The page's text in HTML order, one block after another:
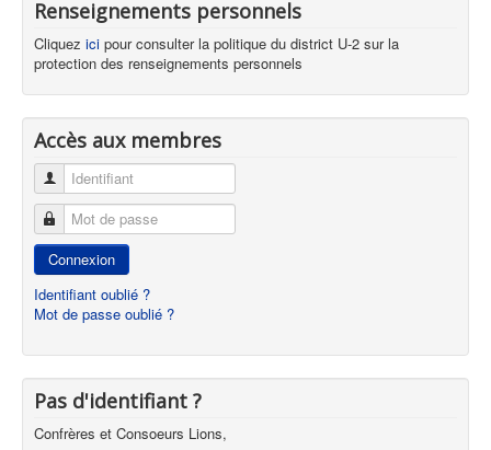
Renseignements personnels
Cliquez ici pour consulter la politique du district U-2 sur la
protection des renseignements personnels
Accès aux membres
Identifiant
Mot de passe
Connexion
Identifiant oublié ?
Mot de passe oublié ?
Pas d'identifiant ?
Confrères et Consoeurs Lions,